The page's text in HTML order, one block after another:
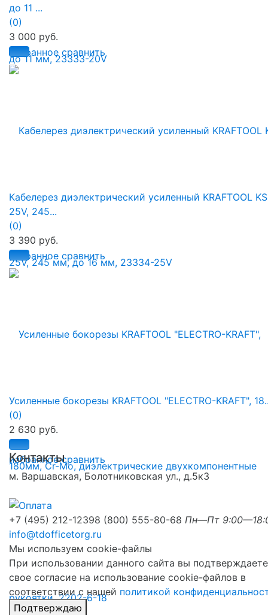
избранное сравнить
до 11 ...
(0)
3 000 руб.
избранное сравнить
Кабелерез диэлектрический усиленный KRAFTOOL
25V, 245...
(0)
3 390 руб.
избранное сравнить
Усиленные бокорезы KRAFTOOL "ELECTRO-KRAFT",
(0)
2 630 руб.
Контакты
м. Варшавская, Болотниковская ул., д.5к3
+7 (495) 212-12398 (800) 555-80-68 Пн—Пт
info@tdofficetorg.ru
Мы используем cookie-файлы
При использовании данного сайта вы подтверждаете
свое согласие на использование cookie-файлов в
соответствии с нашей политикой
Подтверждаю